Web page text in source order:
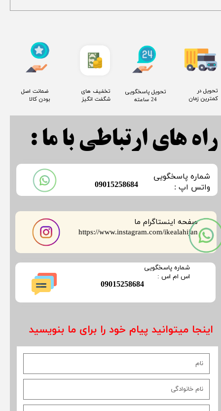
صفحه اینستاگرام ما
​​​​​​​https://www.instagram.com/ikealahijan
​شماره پاسخگویی
​​​​​واتس اپ :
​09015258684
اینجا میتوانید پیام خود را برای ما بنویسید
راه های ارتباطی با ما :
​09015258684
​شماره پاسخگویی
​​​​​اس ام اس :
​تحویل در
کمترین زمان
​تحویل پاسخگویی
24 ساعته
​تخفیف های
شگفت انگیز
​ ضمانت اصل
بودن کالا